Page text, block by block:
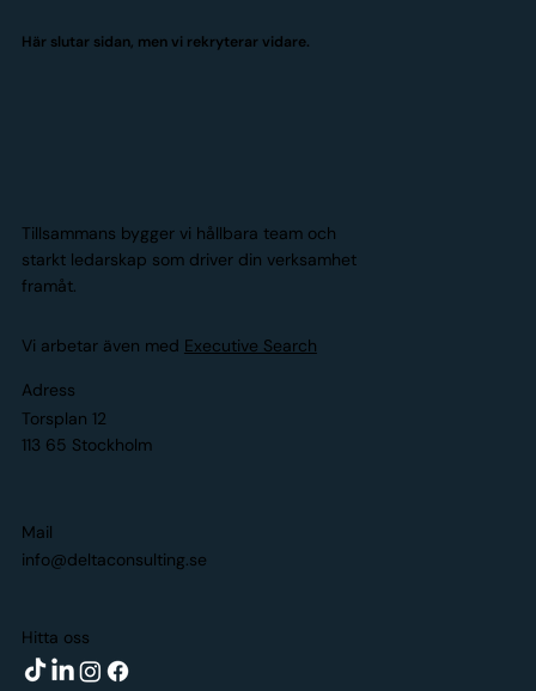
Här slutar sidan, men vi rekryterar vidare.
Tillsammans bygger vi hållbara team och
starkt ledarskap som driver din verksamhet
framåt.
Vi arbetar även med Executive Search
Adress
Torsplan 12
113 65 Stockholm
Mail
info@deltaconsulting.se
Hitta oss